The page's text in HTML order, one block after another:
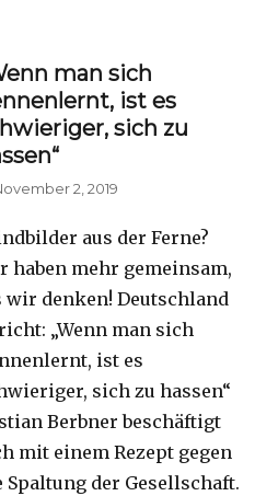
man sich
ist es
sich zu
2, 2019
aus der Ferne?
haben mehr gemeinsam,
wir denken! Deutschland
„Wenn man sich
ist es
sich zu hassen“
Berbner beschäftigt
mit einem Rezept gegen
Spaltung der Gesellschaft.